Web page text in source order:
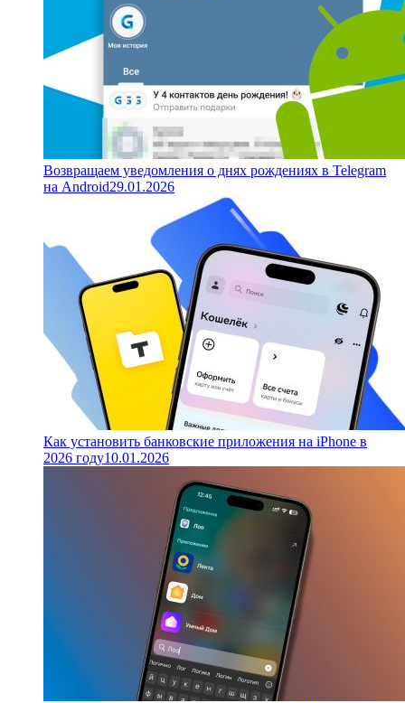
Возвращаем уведомления о днях рождениях в Telegram
на Android29.01.2026
Как установить банковские приложения на iPhone в
2026 году10.01.2026